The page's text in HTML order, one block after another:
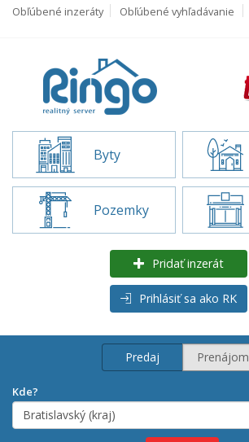
Obľúbené inzeráty Obľúbené vyhľadávanie
Byty
Pozemky
Pridať inzerát
Prihlásiť sa ako RK
Predaj Prenájom
Kde?
Bratislavský (kraj)